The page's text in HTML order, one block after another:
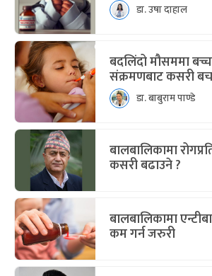
डा. उषा दाहाल
बदलिंदो मौसममा
संक्रमणबाट कसरी
डा. बाबुराम पाण्डे
बालबालिकामा
कसरी बढाउने ?
बालबालिकामा
कम गर्न जरुरी